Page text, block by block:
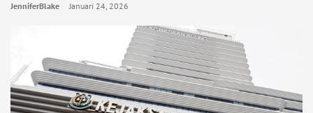
JenniferBlake Januari 24, 2026